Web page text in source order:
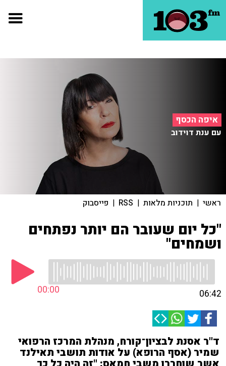
איפה הכסף
עם ענת דוידוב
ראשי | תוכניות מלאות |
RSS
| פייסבוק
"כל יום שעובר הם יותר נפתחים
ושמחים"
00:00 06:42
ד''ר אסנת לבציון־קורח, מנהלת המרכז הרפואי
שמיר (אסף הרופא) על אודות תושבי תאילנד